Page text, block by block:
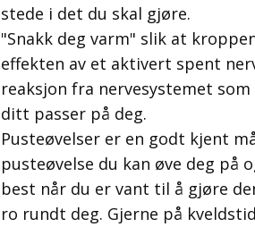
stede i det du skal gjøre.
"Snakk deg varm" slik at
effekten av et aktivert spent
reaksjon fra nervesystemet
ditt passer på deg.
Pusteøvelser er en godt kjent
pusteøvelse du kan øve deg på
best når du er vant til å gjøre
ro rundt deg. Gjerne på